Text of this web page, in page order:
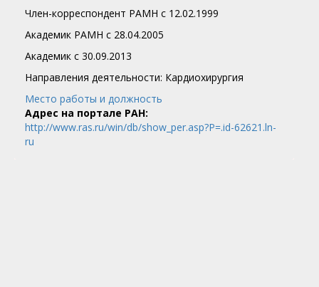
Член-корреспондент РАМН с 12.02.1999
Академик РАМН с 28.04.2005
Академик c 30.09.2013
Направления деятельности: Кардиохирургия
Место работы и должность
Адрес на портале РАН:
http://www.ras.ru/win/db/show_per.asp?P=.id-62621.ln-
ru